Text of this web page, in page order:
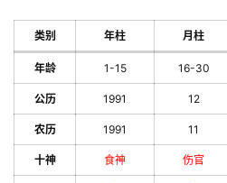
类别 年柱 月柱
年龄 1-15 16-30
公历 1991 12
农历 1991 11
十神 食神 伤官